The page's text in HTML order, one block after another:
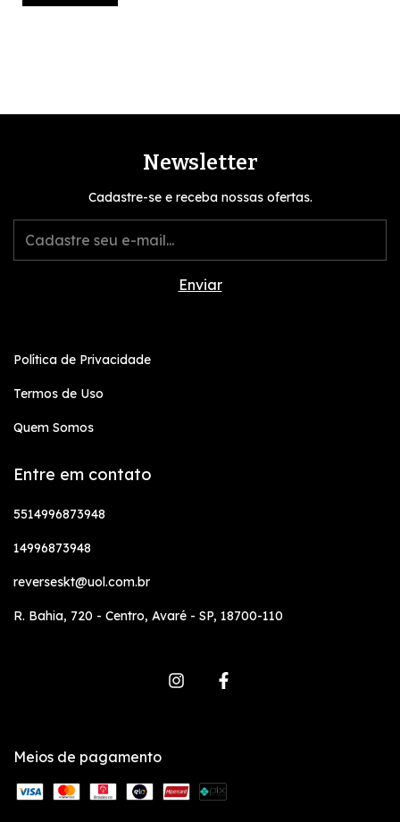
Newsletter
Cadastre-se e receba nossas ofertas.
Política de Privacidade
Termos de Uso
Quem Somos
Entre em contato
5514996873948
14996873948
reverseskt@uol.com.br
R. Bahia, 720 - Centro, Avaré - SP, 18700-110
Meios de pagamento